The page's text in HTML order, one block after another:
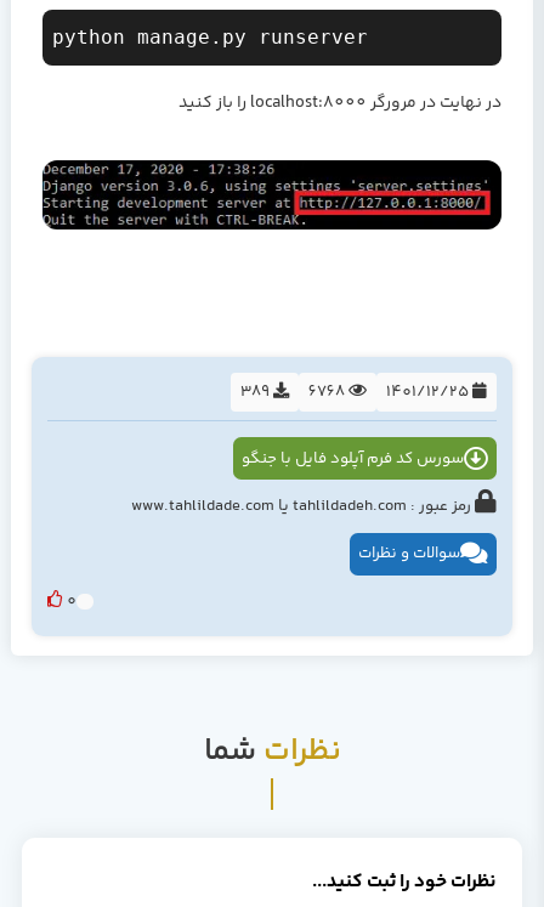
python manage.py runserver
در نهایت در مرورگر localhost:8000 را باز کنید
1401/12/25
6768
389
سورس کد فرم آپلود فایل با جنگو
رمز عبور : tahlildadeh.com یا www.tahlildade.com
سوالات و نظرات
0
نظرات شما
نظرات خود را ثبت کنید...